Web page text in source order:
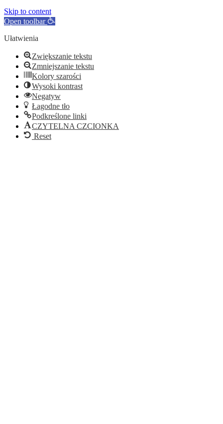
Skip to content
Open toolbar
Ułatwienia
Zwiększanie tekstu
Zmniejszanie tekstu
Kolory szarości
Wysoki kontrast
Negatyw
Łagodne tło
Podkreślone linki
CZYTELNA CZCIONKA
Reset